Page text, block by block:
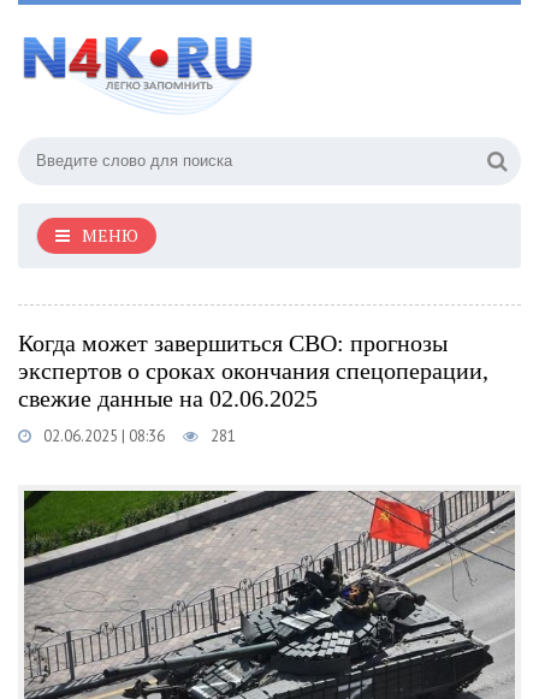
МЕНЮ
Когда может завершиться СВО: прогнозы
экспертов о сроках окончания спецоперации,
свежие данные на 02.06.2025
02.06.2025 | 08:36 281